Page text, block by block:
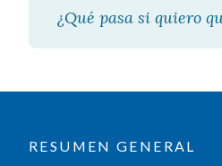
¿Qué pasa si quiero
RESUMEN GENERAL